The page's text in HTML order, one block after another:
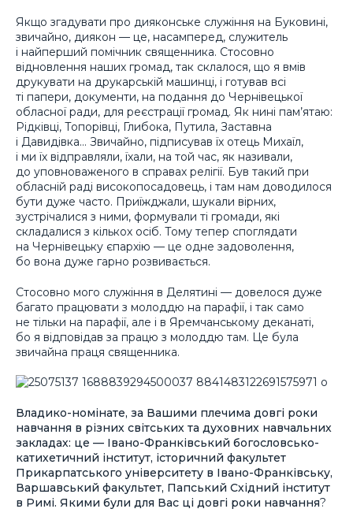
Якщо згадувати про дияконське служіння на Буковині,
звичайно, диякон — це, насамперед, служитель
і найперший помічник священника. Стосовно
відновлення наших громад, так склалося, що я вмів
друкувати на друкарській машинці, і готував всі
ті папери, документи, на подання до Чернівецької
обласної ради, для реєстрації громад. Як нині пам’ятаю:
Рідківці, Топорівці, Глибока, Путила, Заставна
і Давидівка… Звичайно, підписував їх отець Михаїл,
і ми їх відправляли, їхали, на той час, як називали,
до уповноваженого в справах релігії. Був такий при
обласній раді високопосадовець, і там нам доводилося
бути дуже часто. Приїжджали, шукали вірних,
зустрічалися з ними, формували ті громади, які
складалися з кількох осіб. Тому тепер споглядати
на Чернівецьку єпархію — це одне задоволення,
бо вона дуже гарно розвивається.
Стосовно мого служіння в Делятині — довелося дуже
багато працювати з молоддю на парафії, і так само
не тільки на парафії, але і в Яремчанському деканаті,
бо я відповідав за працю з молоддю там. Це була
звичайна праця священника.
Владико-номінате, за Вашими плечима довгі роки
навчання в різних світських та духовних навчальних
закладах: це — Івано-Франківський богословсько-
катихетичний інститут, історичний факультет
Прикарпатського університету в Івано-Франківську,
Варшавський факультет, Папський Східний інститут
в Римі. Якими були для Вас ці довгі роки навчання?